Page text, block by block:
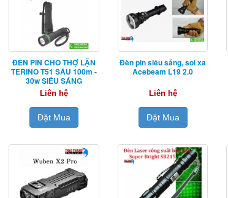
ĐÈN PIN CHO THỢ LẶN
TERINO T51 SÂU 100m -
30w SIÊU SÁNG
Liên hệ
Đặt Mua
Đèn pin siêu sáng, soi xa
Acebeam L19 2.0
Liên hệ
Đặt Mua